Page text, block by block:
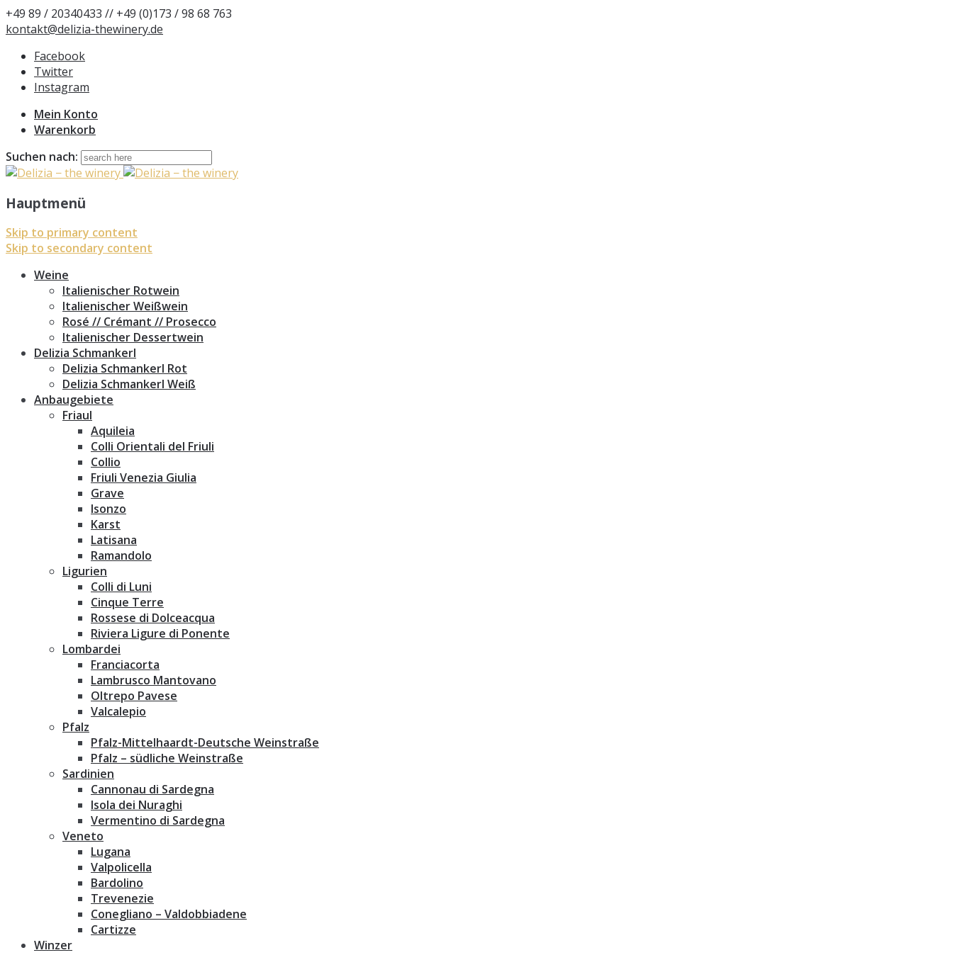
+49 89 / 20340433 // +49 (0)173 / 98 68 763
kontakt@delizia-thewinery.de
Facebook
Twitter
Instagram
Mein Konto
Warenkorb
Suchen nach:
Hauptmenü
Skip to primary content
Skip to secondary content
Weine
Italienischer Rotwein
Italienischer Weißwein
Rosé // Crémant // Prosecco
Italienischer Dessertwein
Delizia Schmankerl
Delizia Schmankerl Rot
Delizia Schmankerl Weiß
Anbaugebiete
Friaul
Aquileia
Colli Orientali del Friuli
Collio
Friuli Venezia Giulia
Grave
Isonzo
Karst
Latisana
Ramandolo
Ligurien
Colli di Luni
Cinque Terre
Rossese di Dolceacqua
Riviera Ligure di Ponente
Lombardei
Franciacorta
Lambrusco Mantovano
Oltrepo Pavese
Valcalepio
Pfalz
Pfalz-Mittelhaardt-Deutsche Weinstraße
Pfalz – südliche Weinstraße
Sardinien
Cannonau di Sardegna
Isola dei Nuraghi
Vermentino di Sardegna
Veneto
Lugana
Valpolicella
Bardolino
Trevenezie
Conegliano – Valdobbiadene
Cartizze
Winzer